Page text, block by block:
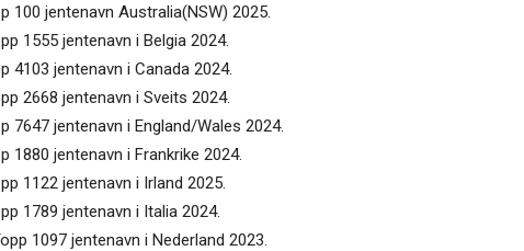
100 jentenavn Australia(NSW) 2025.
1555 jentenavn i Belgia 2024.
4103 jentenavn i Canada 2024.
2668 jentenavn i Sveits 2024.
7647 jentenavn i England/Wales 2024.
1880 jentenavn i Frankrike 2024.
1122 jentenavn i Irland 2025.
1789 jentenavn i Italia 2024.
1097 jentenavn i Nederland 2023.